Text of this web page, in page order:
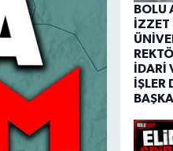
BOLU
İZZET
İDARİ
İŞLER